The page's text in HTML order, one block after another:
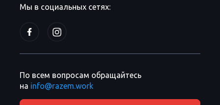
Мы в социальных сетях:
По всем вопросам обращайтесь
на info@razem.work